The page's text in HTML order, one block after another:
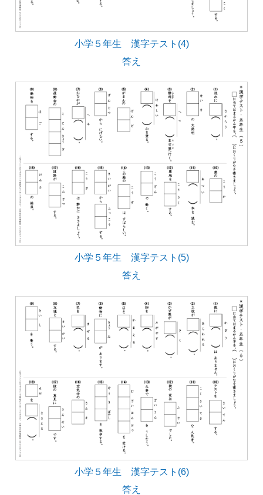
小学５年生 漢字テスト(4)
答え
小学５年生 漢字テスト(5)
答え
小学５年生 漢字テスト(6)
答え